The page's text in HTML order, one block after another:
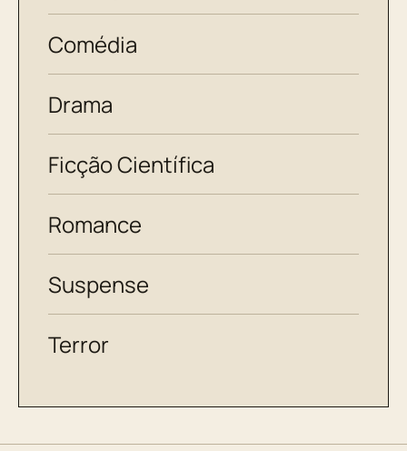
Comédia
Drama
Ficção Científica
Romance
Suspense
Terror